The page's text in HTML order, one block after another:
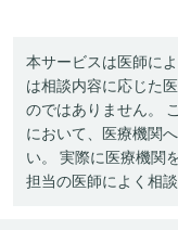
本サービスは医師に
は相談内容に応じた
のではありません。
において、医療機関
い。 実際に医療機関
担当の医師によく相